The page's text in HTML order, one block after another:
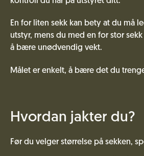
En for liten sekk kan bety at du må
utstyr, mens du med en for stor
å bære unødvendig vekt.
Målet er enkelt, å bære det du
Hvordan jakter du?
Før du velger størrelse på sekken,